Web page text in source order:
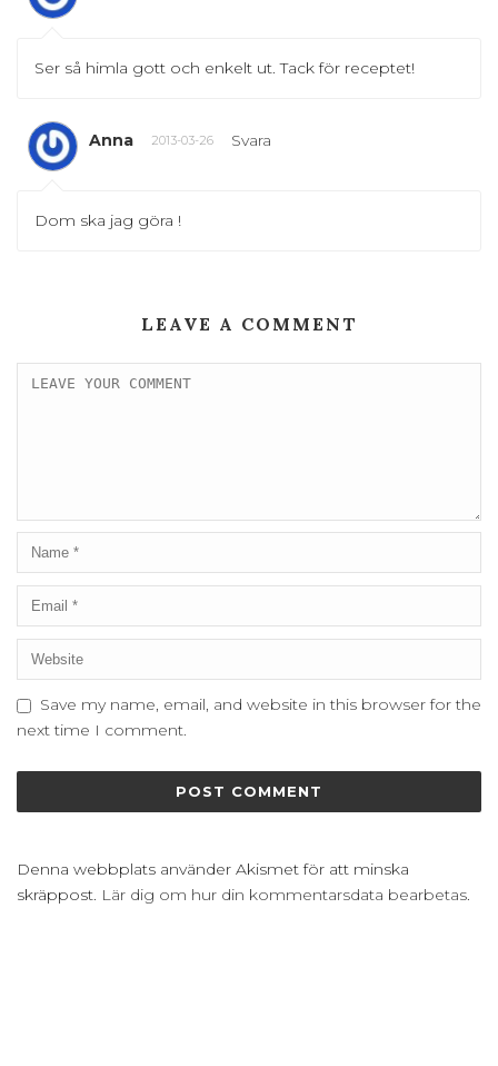
Ser så himla gott och enkelt ut. Tack för receptet!
Anna 2013-03-26 Svara
Dom ska jag göra !
LEAVE A COMMENT
Save my name, email, and website in this browser for the
next time I comment.
Denna webbplats använder Akismet för att minska
skräppost. Lär dig om hur din kommentarsdata bearbetas.